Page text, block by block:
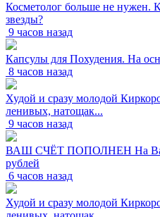
Косметолог больше не нужен.
звезды?
9 часов назад
Капсулы для Похудения. На
8 часов назад
Худой и сразу молодой
ленивых, натощак...
9 часов назад
ВАШ СЧЁТ ПОПОЛНЕН На
рублей
6 часов назад
Худой и сразу молодой